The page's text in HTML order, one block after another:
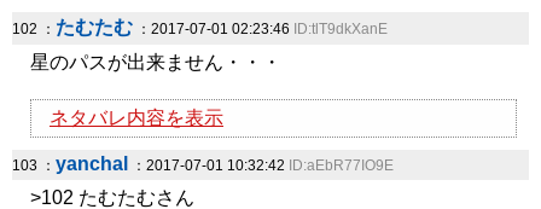
102 ： たむたむ ：2017-07-01 02:23:46 ID:tlT9dkXanE
星のパスが出来ません・・・
ネタバレ内容を表示
103 ： yanchal ：2017-07-01 10:32:42 ID:aEbR77IO9E
>102 たむたむさん